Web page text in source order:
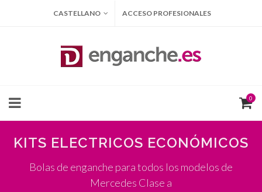
CASTELLANO ACCESO PROFESIONALES
0
KITS ELECTRICOS ECONÓMICOS
Bolas de enganche para todos los modelos de
Mercedes Clase a